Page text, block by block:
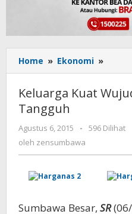
Home » Ekonomi »
Kuat
Keluarga Kuat
Tangguh
Agustus 6, 2015
oleh
zensumbawa
-
596 Dilihat
oleh zensumbawa
Sumbawa Besar, SR